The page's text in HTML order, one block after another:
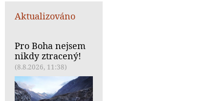
Aktualizováno
Pro Boha nejsem
nikdy ztracený!
(8.8.2026, 11:38)